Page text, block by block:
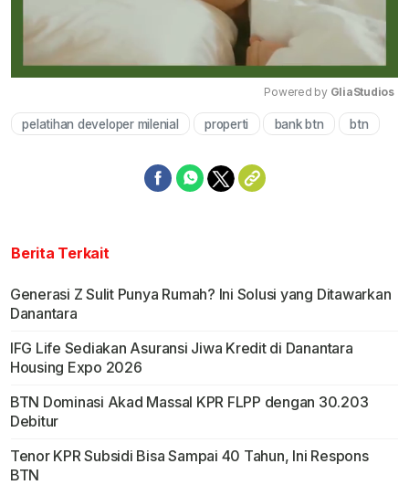
Mute
Powered by GliaStudios
pelatihan developer milenial properti bank btn btn
Berita Terkait
Generasi Z Sulit Punya Rumah? Ini Solusi yang Ditawarkan
Danantara
IFG Life Sediakan Asuransi Jiwa Kredit di Danantara
Housing Expo 2026
BTN Dominasi Akad Massal KPR FLPP dengan 30.203
Debitur
Tenor KPR Subsidi Bisa Sampai 40 Tahun, Ini Respons
BTN